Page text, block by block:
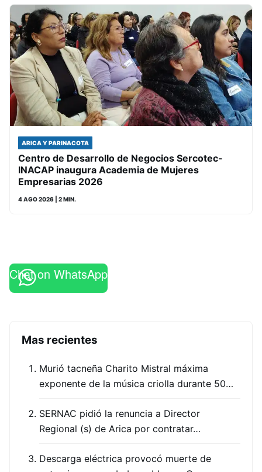
ARICA Y PARINACOTA
Centro de Desarrollo de Negocios Sercotec-
INACAP inaugura Academia de Mujeres
Empresarias 2026
4 AGO 2026 | 2 MIN.
Chat on WhatsApp
Mas recientes
Murió tacneña Charito Mistral máxima
exponente de la música criolla durante 50…
SERNAC pidió la renuncia a Director
Regional (s) de Arica por contratar…
Descarga eléctrica provocó muerte de